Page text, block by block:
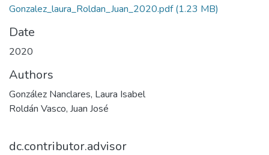
Gonzalez_laura_Roldan_Juan_2020.pdf(1.23 MB)
Date
2020
Authors
González Nanclares, Laura Isabel
Roldán Vasco, Juan José
dc.contributor.advisor